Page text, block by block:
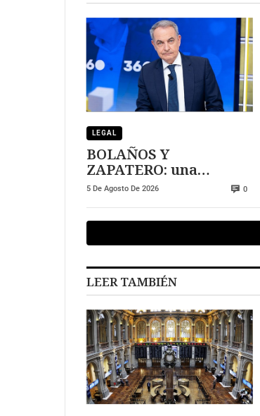
LEGAL
BOLAÑOS Y
ZAPATERO: una
relación más allá de lo
5 De Agosto De 2026 0
LEER TAMBIÉN